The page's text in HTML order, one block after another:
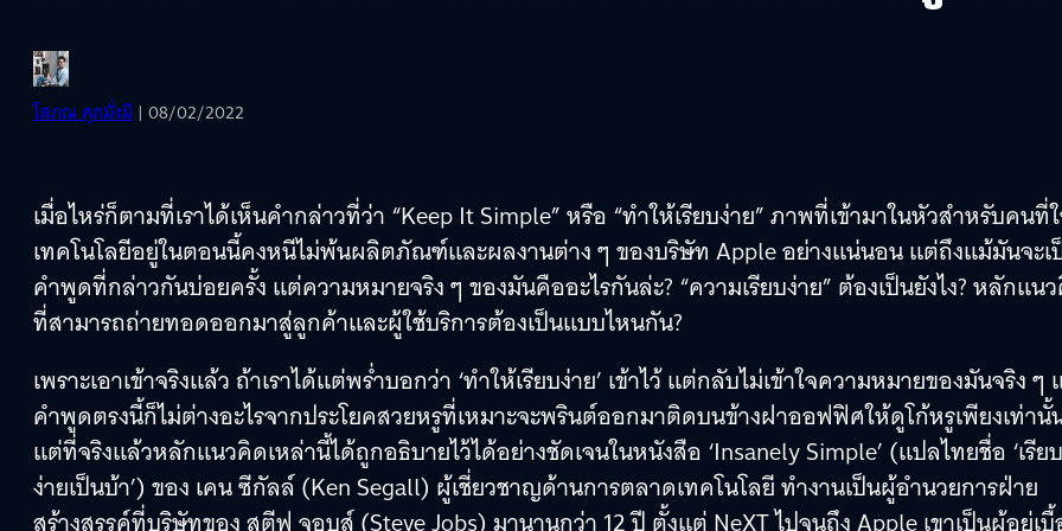
โสภณ ศุภมั่งมี | 08/02/2022
เมื่อไหร่ก็ตามที่เราได้เห็นคำกล่าวที่ว่า “Keep It Simple” หรือ “ทำให้เรียบง่าย” ภาพที่เข้ามาในหัวสำหรับคนที่
เทคโนโลยีอยู่ในตอนนี้คงหนีไม่พ้นผลิตภัณฑ์และผลงานต่าง ๆ ของบริษัท Apple อย่างแน่นอน แต่ถึงแม้มันจะเ
คำพูดที่กล่าวกันบ่อยครั้ง แต่ความหมายจริง ๆ ของมันคืออะไรกันล่ะ? “ความเรียบง่าย” ต้องเป็นยังไง? หลักแน
ที่สามารถถ่ายทอดออกมาสู่ลูกค้าและผู้ใช้บริการต้องเป็นแบบไหนกัน?
เพราะเอาเข้าจริงแล้ว ถ้าเราได้แต่พร่ำบอกว่า ‘ทำให้เรียบง่าย’ เข้าไว้ แต่กลับไม่เข้าใจความหมายของมันจริง ๆ
คำพูดตรงนี้ก็ไม่ต่างอะไรจากประโยคสวยหรูที่เหมาะจะพรินต์ออกมาติดบนข้างฝาออฟฟิศให้ดูโก้หรูเพียงเท่านั้
แต่ที่จริงแล้วหลักแนวคิดเหล่านี้ได้ถูกอธิบายไว้ได้อย่างชัดเจนในหนังสือ ‘Insanely Simple’ (แปลไทยชื่อ ‘เรียบ
ง่ายเป็นบ้า’) ของ เคน ซีกัลล์ (Ken Segall) ผู้เชี่ยวชาญด้านการตลาดเทคโนโลยี ทำงานเป็นผู้อำนวยการฝ่าย
สร้างสรรค์ที่บริษัทของ สตีฟ จอบส์ (Steve Jobs) มานานกว่า 12 ปี ตั้งแต่ NeXT ไปจนถึง Apple เขาเป็นผู้อยู่เบื้